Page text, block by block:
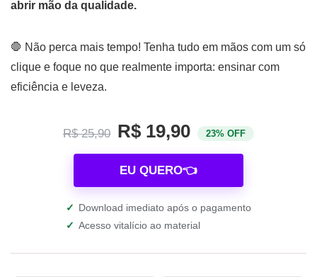
abrir mão da qualidade.
🛑 Não perca mais tempo! Tenha tudo em mãos com um só
clique e foque no que realmente importa: ensinar com
eficiência e leveza.
R$ 25,90 R$ 19,90 23% OFF
EU QUERO👈
✓ Download imediato após o pagamento
✓ Acesso vitalício ao material